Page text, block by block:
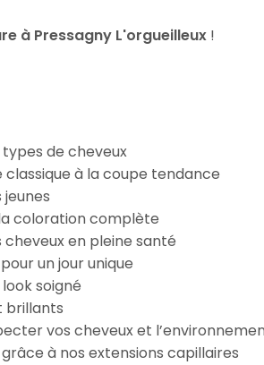
à Pressagny L'orgueilleux !
de cheveux
à la coupe tendance
coloration complète
en pleine santé
un jour unique
soigné
brillants
vos cheveux et
à nos extensions capillaires